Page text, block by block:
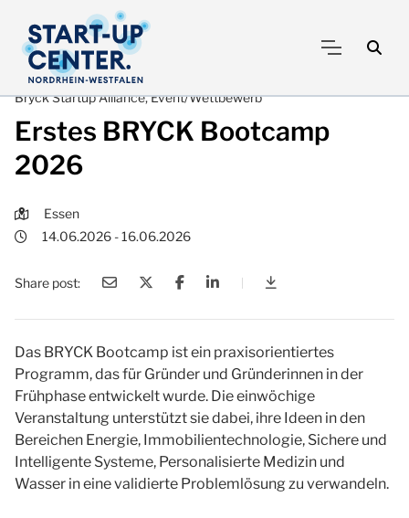
Bryck Startup Alliance, Event/Wettbewerb
Erstes BRYCK Bootcamp
2026
Essen
14.06.2026 - 16.06.2026
Share post:
Erstes BRYCK
Das BRYCK Bootcamp ist ein praxisorientiertes
Programm, das für Gründer und Gründerinnen in der
Frühphase entwickelt wurde. Die einwöchige
Veranstaltung unterstützt sie dabei, ihre Ideen in den
Bereichen Energie, Immobilientechnologie, Sichere und
Intelligente Systeme, Personalisierte Medizin und
Wasser in eine validierte Problemlösung zu verwandeln.